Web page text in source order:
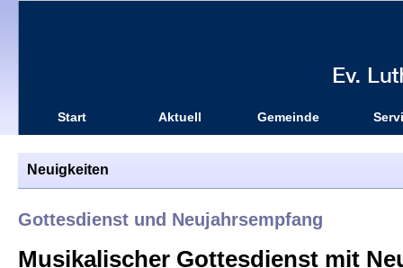
Start Aktuell Gemeinde
Neuigkeiten
Gottesdienst und Neujahrsempfang
Musikalischer Gottesdienst mit